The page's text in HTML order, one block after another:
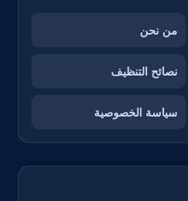
من نحن
نصائح التنظيف
سياسة الخصوصية